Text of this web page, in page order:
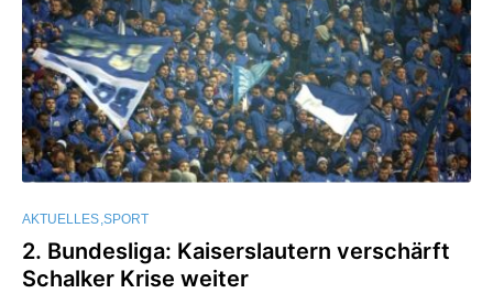
AKTUELLES SPORT
2. Bundesliga: Kaiserslautern verschärft
Schalker Krise weiter